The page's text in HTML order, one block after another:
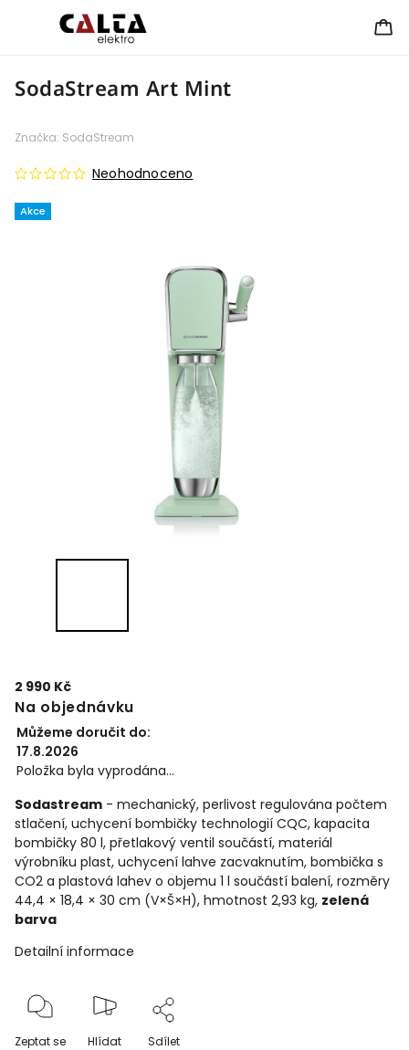
SodaStream Art Mint
Akce
Neohodnoceno
Značka: SodaStream
2 990 Kč
Na objednávku
Můžeme doručit do:
17.8.2026
Položka byla vyprodána…
Sodastream - mechanický, perlivost regulována počtem
stlačení, uchycení bombičky technologií CQC, kapacita
bombičky 80 l, přetlakový ventil součástí, materiál
výrobníku plast, uchycení lahve zacvaknutím, bombička s
CO2 a plastová lahev o objemu 1 l součástí balení, rozměry
44,4 × 18,4 × 30 cm (V×Š×H), hmotnost 2,93 kg, zelená
barva
Detailní informace
Zeptat se Hlídat Sdílet